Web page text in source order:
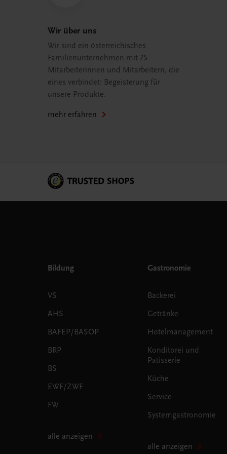
Wir über uns
Wir sind ein österreichisches
Familienunternehmen mit 75
Mitarbeiterinnen und Mitarbeitern, die
eines verbindet: Begeisterung für
unsere Produkte.
mehr erfahren
Bildung
VS
AHS
BAFEP/BASOP
BRP
BS
EWF/ZWF
FW
alle anzeigen
Gastronomie
Bäckerei
Getränke
Hotelmanagement
Konditorei und
Patisserie
Küche
Service
Systemgastronomie
alle anzeigen